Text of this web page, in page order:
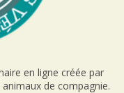
en ligne créée par
de compagnie.